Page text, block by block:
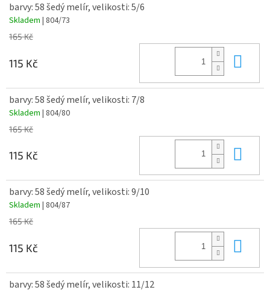
barvy: 58 šedý melír, velikosti: 5/6
Skladem | 804/73
165 Kč
115 Kč
barvy: 58 šedý melír, velikosti: 7/8
Skladem | 804/80
165 Kč
115 Kč
barvy: 58 šedý melír, velikosti: 9/10
Skladem | 804/87
165 Kč
115 Kč
barvy: 58 šedý melír, velikosti: 11/12